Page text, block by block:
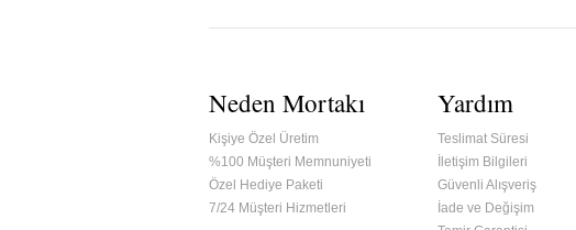
Neden Mortakı
Kişiye Özel Üretim
%100 Müşteri Memnuniyeti
Özel Hediye Paketi
7/24 Müşteri Hizmetleri
Yardım
Teslimat Süresi
İletişim Bilgileri
Güvenli Alışveriş
İade ve Değişim